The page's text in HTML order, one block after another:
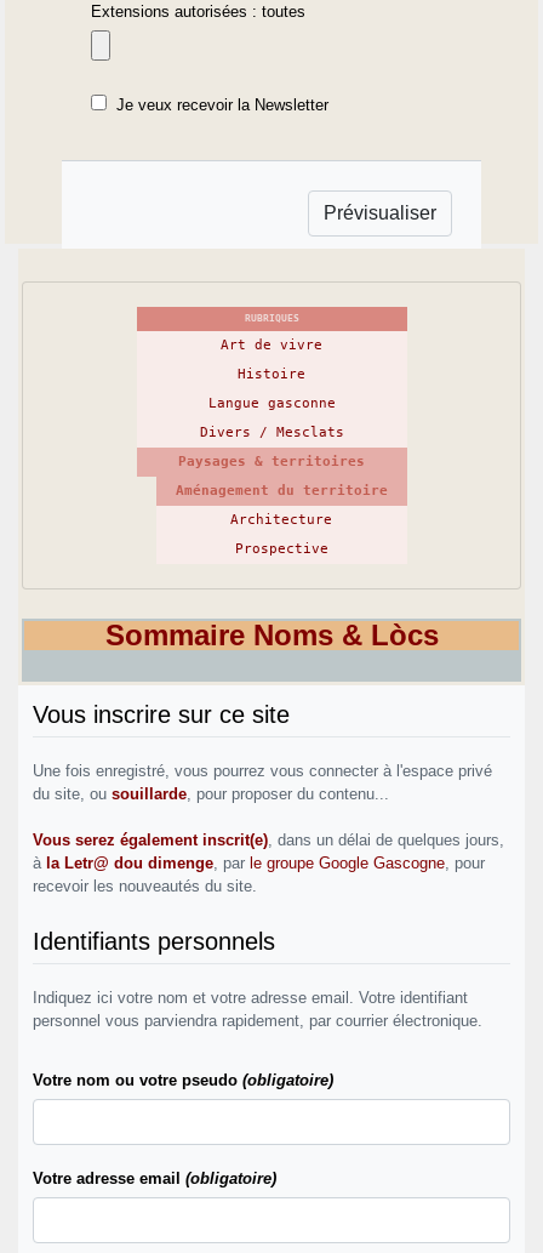
Extensions autorisées : toutes
Je veux recevoir la Newsletter
RUBRIQUES
Art de vivre
Histoire
Langue gasconne
Divers / Mesclats
Paysages & territoires
Aménagement du territoire
Architecture
Prospective
Sommaire Noms & Lòcs
Vous inscrire sur ce site
Une fois enregistré, vous pourrez vous connecter à l'espace privé
du site, ou souillarde , pour proposer du contenu...
Vous serez également inscrit(e), dans un délai de quelques jours,
à la Letr@ dou dimenge, par le groupe Google Gascogne, pour
recevoir les nouveautés du site.
Identifiants personnels
Indiquez ici votre nom et votre adresse email. Votre identifiant
personnel vous parviendra rapidement, par courrier électronique.
Votre nom ou votre pseudo (obligatoire)
Votre adresse email (obligatoire)